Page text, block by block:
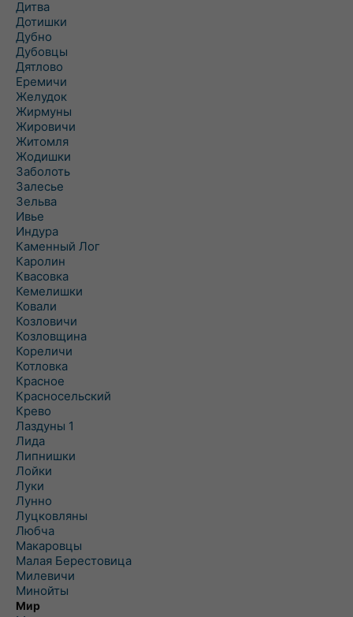
Дитва
Дотишки
Дубно
Дубовцы
Дятлово
Еремичи
Желудок
Жирмуны
Жировичи
Житомля
Жодишки
Заболоть
Залесье
Зельва
Ивье
Индура
Каменный Лог
Каролин
Квасовка
Кемелишки
Ковали
Козловичи
Козловщина
Кореличи
Котловка
Красное
Красносельский
Крево
Лаздуны 1
Лида
Липнишки
Лойки
Луки
Лунно
Луцковляны
Любча
Макаровцы
Малая Берестовица
Милевичи
Минойты
Мир